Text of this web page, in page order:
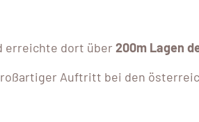
erreichte dort über 200m Lagen
Auftritt bei den